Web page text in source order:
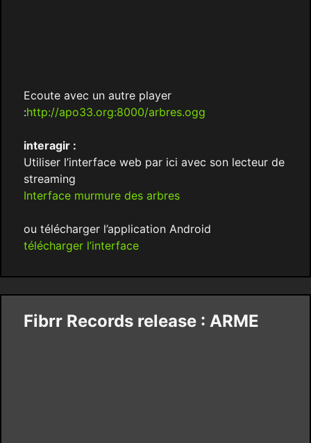
Ecoute avec un autre player
:http://apo33.org:8000/arbres.ogg
interagir :
Utiliser l’interface web par ici avec son lecteur de
streaming
Interface murmure des arbres
ou télécharger l’application Android
télécharger l’interface
Fibrr Records release : ARME